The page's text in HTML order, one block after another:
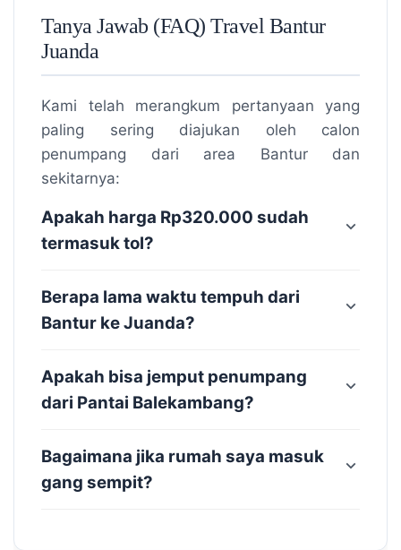
Tanya Jawab (FAQ) Travel Bantur
Juanda
Kami telah merangkum pertanyaan yang
paling sering diajukan oleh calon
penumpang dari area Bantur dan
sekitarnya:
Apakah harga Rp320.000 sudah
termasuk tol?
Berapa lama waktu tempuh dari
Bantur ke Juanda?
Apakah bisa jemput penumpang
dari Pantai Balekambang?
Bagaimana jika rumah saya masuk
gang sempit?